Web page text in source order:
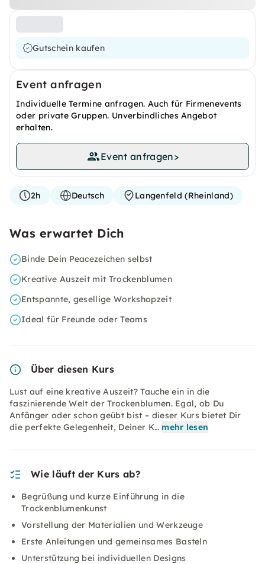
Gutschein kaufen
Event anfragen
Individuelle Termine anfragen. Auch für Firmenevents
oder private Gruppen. Unverbindliches Angebot
erhalten.
Event anfragen>
2h Deutsch Langenfeld (Rheinland)
Was erwartet Dich
Binde Dein Peacezeichen selbst
Kreative Auszeit mit Trockenblumen
Entspannte, gesellige Workshopzeit
Ideal für Freunde oder Teams
Über diesen Kurs
Lust auf eine kreative Auszeit? Tauche ein in die
faszinierende Welt der Trockenblumen. Egal, ob Du
Anfänger oder schon geübt bist – dieser Kurs bietet Dir
die perfekte Gelegenheit, Deiner K… mehr lesen
Wie läuft der Kurs ab?
Begrüßung und kurze Einführung in die
Trockenblumenkunst
Vorstellung der Materialien und Werkzeuge
Erste Anleitungen und gemeinsames Basteln
Unterstützung bei individuellen Designs